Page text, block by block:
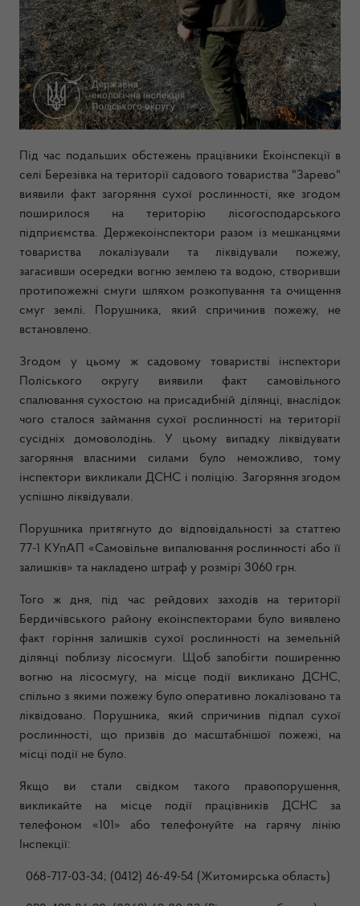
Під час подальших обстежень працівники Екоінспекції в
селі Березівка на території садового товариства "Зарево"
виявили факт загоряння сухої рослинності, яке згодом
поширилося на територію лісогосподарського
підприємства. Держекоінспектори разом із мешканцями
товариства локалізували та ліквідували пожежу,
загасивши осередки вогню землею та водою, створивши
протипожежні смуги шляхом розкопування та очищення
смуг землі. Порушника, який спричинив пожежу, не
встановлено.
Згодом у цьому ж садовому товаристві інспектори
Поліського округу виявили факт самовільного
спалювання сухостою на присадибній ділянці, внаслідок
чого сталося займання сухої рослинності на території
сусідніх домоволодінь. У цьому випадку ліквідувати
загоряння власними силами було неможливо, тому
інспектори викликали ДСНС і поліцію. Загоряння згодом
успішно ліквідували.
Порушника притягнуто до відповідальності за статтею
77-1 КУпАП «Самовільне випалювання рослинності або її
залишків» та накладено штраф у розмірі 3060 грн.
Того ж дня, під час рейдових заходів на території
Бердичівського району екоінспекторами було виявлено
факт горіння залишків сухої рослинності на земельній
ділянці поблизу лісосмуги. Щоб запобігти поширенню
вогню на лісосмугу, на місце події викликано ДСНС,
спільно з якими пожежу було оперативно локалізовано та
ліквідовано. Порушника, який спричинив підпал сухої
рослинності, що призвів до масштабнішої пожежі, на
місці події не було.
Якщо ви стали свідком такого правопорушення,
викликайте на місце події працівників ДСНС за
телефоном «101» або телефонуйте на гарячу лінію
Інспекції:
068-717-03-34; (0412) 46-49-54 (Житомирська область)